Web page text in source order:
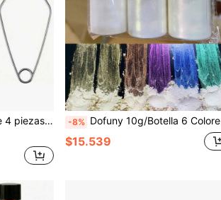
de crisol para fundición y refinado de joyería de metal
-8% Dofuny 10g/Botella 6 Colores Polvo Aurora Perlado Polvo Mineral de Mica Natural Pigmento de Perla para Jabón Vela Resina Epoxi Suministros para Hacer Manualidades de Joyería DIY
$15.539